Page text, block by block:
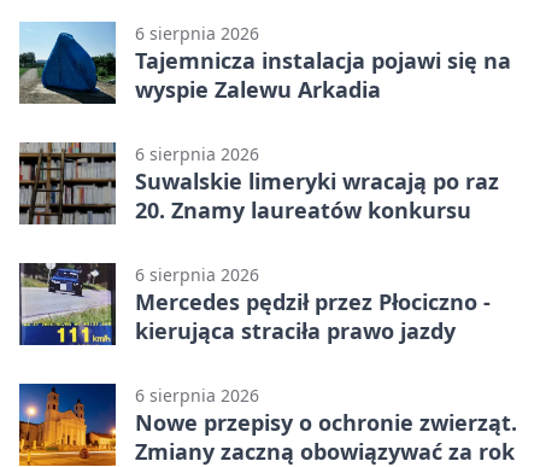
6 sierpnia 2026
Tajemnicza instalacja pojawi się na
wyspie Zalewu Arkadia
6 sierpnia 2026
Suwalskie limeryki wracają po raz
20. Znamy laureatów konkursu
6 sierpnia 2026
Mercedes pędził przez Płociczno -
kierująca straciła prawo jazdy
6 sierpnia 2026
Nowe przepisy o ochronie zwierząt.
Zmiany zaczną obowiązywać za rok